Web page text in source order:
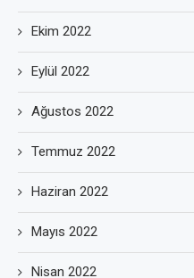
Ekim 2022
Eylül 2022
Ağustos 2022
Temmuz 2022
Haziran 2022
Mayıs 2022
Nisan 2022